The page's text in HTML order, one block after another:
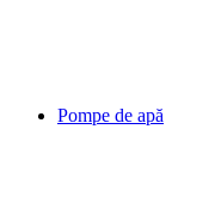
Pompe de apă